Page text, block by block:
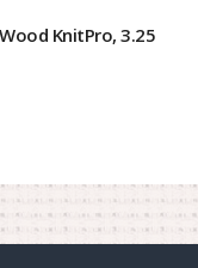
KnitPro, 3.25